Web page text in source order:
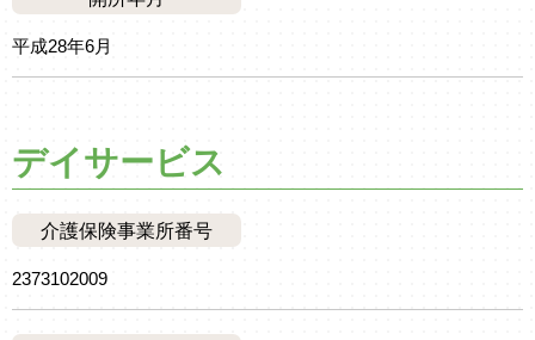
平成28年6月
デイサービス
介護保険事業所番号
2373102009